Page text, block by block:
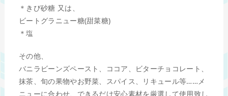
＊きび砂糖 又は、
ビートグラニュー糖(甜菜糖)
＊塩
その他、
バニラビーンズペースト、ココア、ビターチョコレート、
抹茶、旬の果物やお野菜、スパイス、リキュール等……メ
ニューに合わせ、できるだけ安心素材を厳選して使用致し